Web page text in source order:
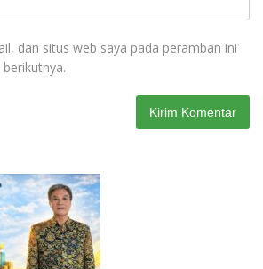
dan situs web saya pada peramban ini